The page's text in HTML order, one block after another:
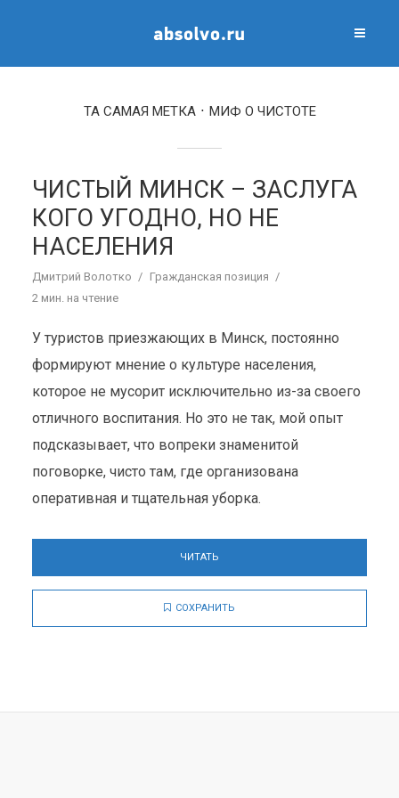
ТА САМАЯ МЕТКА МИФ О ЧИСТОТЕ
ЧИСТЫЙ МИНСК – ЗАСЛУГА
КОГО УГОДНО, НО НЕ
НАСЕЛЕНИЯ
Дмитрий Волотко
Гражданская позиция
2 мин. на чтение
У туристов приезжающих в Минск, постоянно
формируют мнение о культуре населения,
которое не мусорит исключительно из-за своего
отличного воспитания. Но это не так, мой опыт
подсказывает, что вопреки знаменитой
поговорке, чисто там, где организована
оперативная и тщательная уборка.
ЧИТАТЬ
СОХРАНИТЬ